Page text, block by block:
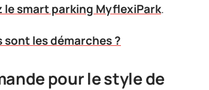
le smart parking MyflexiPark.
les démarches ?
pour le style de